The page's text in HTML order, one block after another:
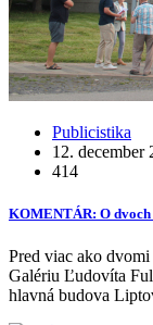
Publicistika
12. december
414
KOMENTÁR: O
Pred viac ako
Galériu Ľudovíta
hlavná budova